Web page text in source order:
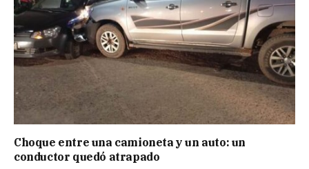
Choque entre una camioneta y un auto: un
conductor quedó atrapado